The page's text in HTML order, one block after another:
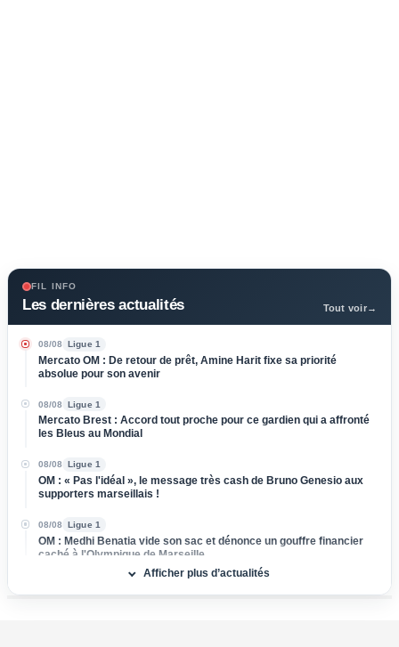
FIL INFO
Les dernières actualités Tout voir→
08/08 Ligue 1
Mercato OM : De retour de prêt, Amine Harit fixe sa priorité
absolue pour son avenir
08/08 Ligue 1
Mercato Brest : Accord tout proche pour ce gardien qui a affronté
les Bleus au Mondial
08/08 Ligue 1
OM : « Pas l'idéal », le message très cash de Bruno Genesio aux
supporters marseillais !
08/08 Ligue 1
OM : Medhi Benatia vide son sac et dénonce un gouffre financier
caché à l'Olympique de Marseille
Afficher plus d’actualités